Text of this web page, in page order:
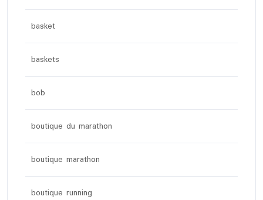
basket
baskets
bob
boutique du marathon
boutique marathon
boutique running